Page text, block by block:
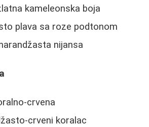
kameleonska boja
plava sa roze podtonom
nijansa
crvena
crveni koralac